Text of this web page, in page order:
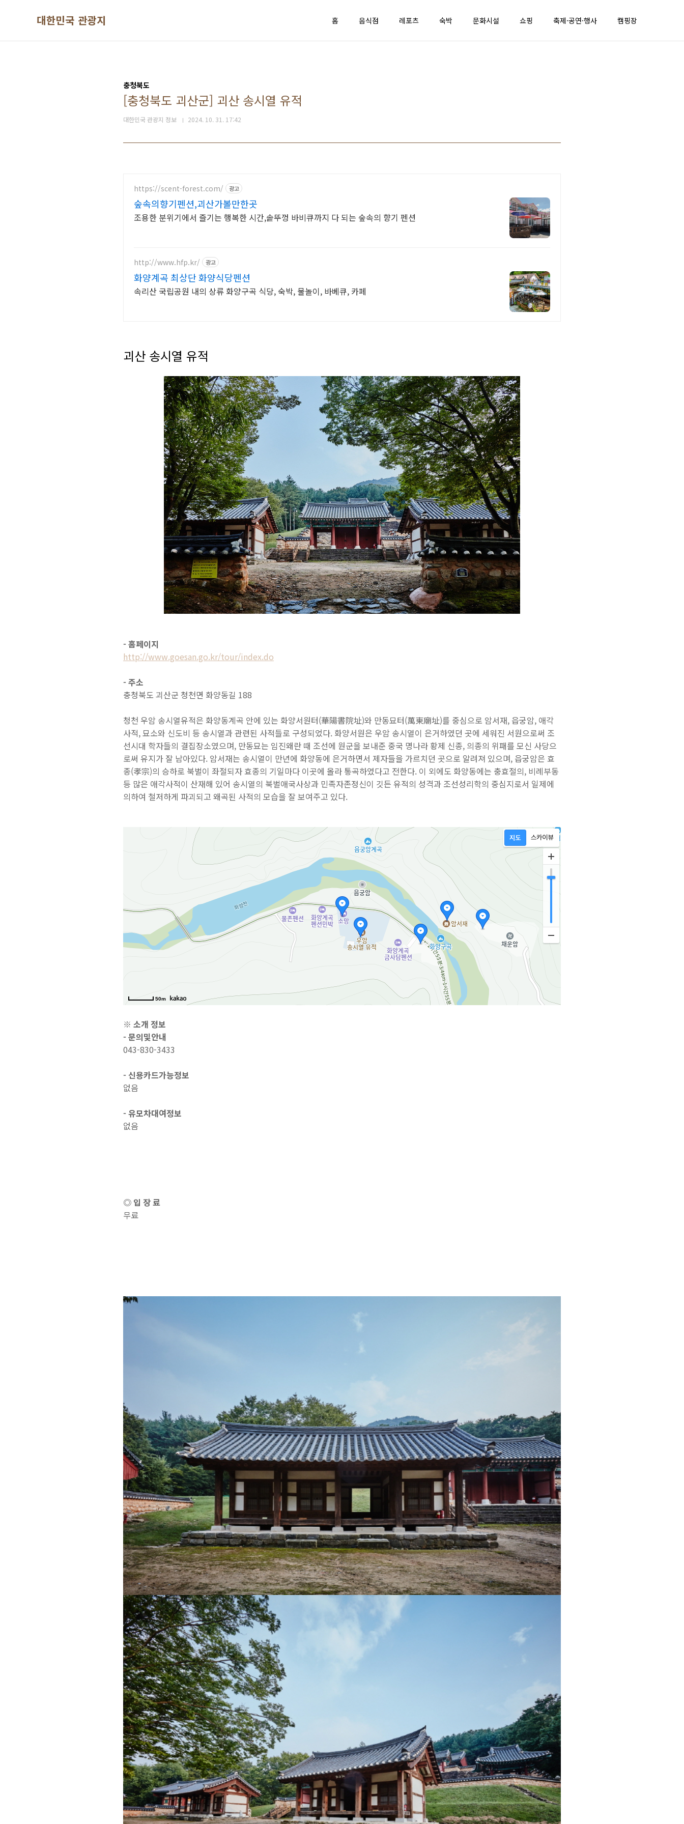
대한민국 관광지 홈 음식점 레포츠 숙박 문화시설 쇼핑 축제·공연·행사 캠핑장
충청북도
[충청북도 괴산군] 괴산 송시열 유적
대한민국 관광지 정보 2024. 10. 31. 17:42
https://scent-forest.com/ 광고
숲속의향기펜션,괴산가볼만한곳
조용한 분위기에서 즐기는 행복한 시간,솥뚜껑 바비큐까지 다 되는 숲속의 향기 펜션
http://www.hfp.kr/ 광고
화양계곡 최상단 화양식당펜션
속리산 국립공원 내의 상류 화양구곡 식당, 숙박, 물놀이, 바베큐, 카페
괴산 송시열 유적
- 홈페이지
http://www.goesan.go.kr/tour/index.do
- 주소
충청북도 괴산군 청천면 화양동길 188
청천 우암 송시열유적은 화양동계곡 안에 있는 화양서원터(華陽書院址)와 만동묘터(萬東廟址)를 중심으로 암서재, 읍궁암, 애각
사적, 묘소와 신도비 등 송시열과 관련된 사적들로 구성되었다. 화양서원은 우암 송시열이 은거하였던 곳에 세워진 서원으로써 조
선시대 학자들의 결집장소였으며, 만동묘는 임진왜란 때 조선에 원군을 보내준 중국 명나라 황제 신종, 의종의 위패를 모신 사당으
로써 유지가 잘 남아있다. 암서재는 송시열이 만년에 화양동에 은거하면서 제자들을 가르치던 곳으로 알려져 있으며, 읍궁암은 효
종(孝宗)의 승하로 북벌이 좌절되자 효종의 기일마다 이곳에 올라 통곡하였다고 전한다. 이 외에도 화양동에는 충효절의, 비례부동
등 많은 애각사적이 산재해 있어 송시열의 북벌애국사상과 민족자존정신이 깃든 유적의 성격과 조선성리학의 중심지로서 일제에
의하여 철저하게 파괴되고 왜곡된 사적의 모습을 잘 보여주고 있다.
50m
※ 소개 정보
- 문의및안내
043-830-3433
- 신용카드가능정보
없음
- 유모차대여정보
없음
◎ 입 장 료
무료